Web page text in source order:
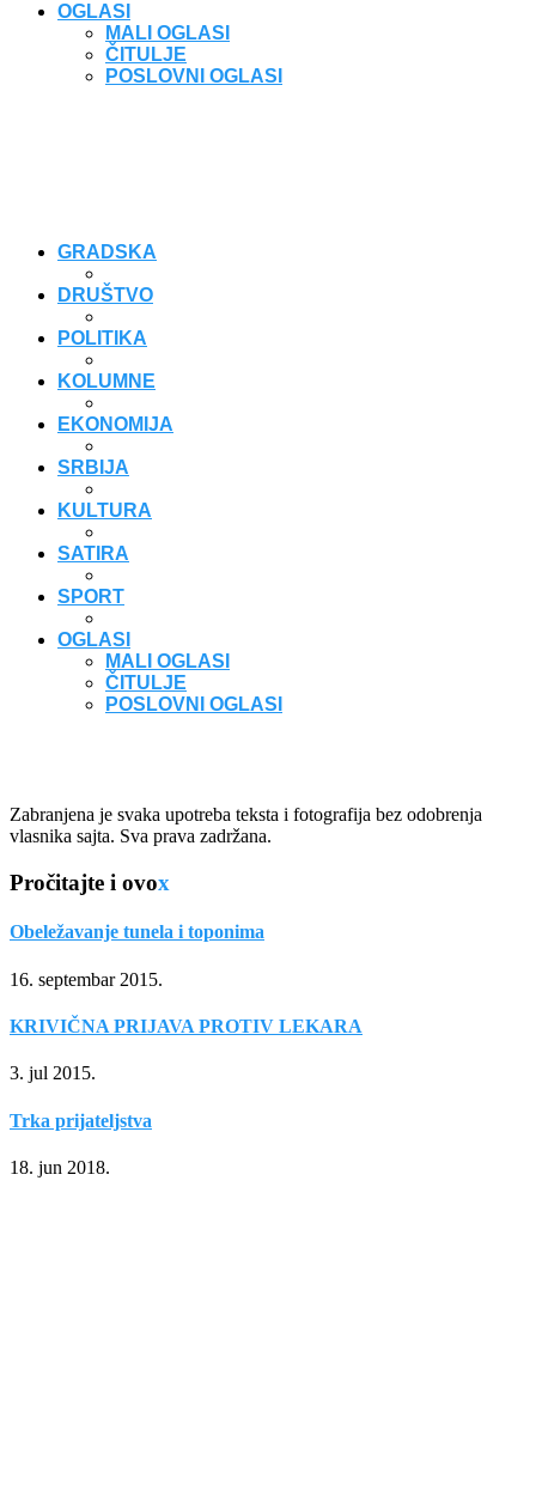
OGLASI
MALI OGLASI
ČITULJE
POSLOVNI OGLASI
GRADSKA
DRUŠTVO
POLITIKA
KOLUMNE
EKONOMIJA
SRBIJA
KULTURA
SATIRA
SPORT
OGLASI
MALI OGLASI
ČITULJE
POSLOVNI OGLASI
Zabranjena je svaka upotreba teksta i fotografija bez odobrenja
vlasnika sajta. Sva prava zadržana.
Pročitajte i ovox
Obeležavanje tunela i toponima
16. septembar 2015.
KRIVIČNA PRIJAVA PROTIV LEKARA
3. jul 2015.
Trka prijateljstva
18. jun 2018.